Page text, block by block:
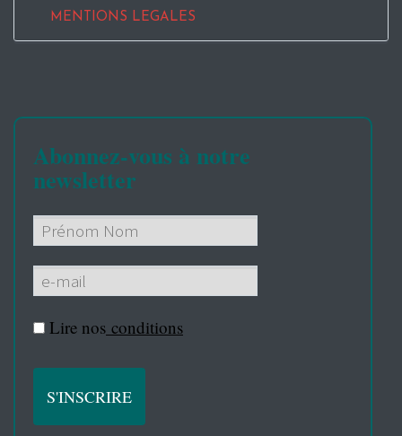
MENTIONS LEGALES
Abonnez-vous à notre
newsletter
Lire nos conditions